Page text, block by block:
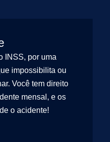
INSS, por uma
impossibilita ou
Você tem direito
mensal, e os
o acidente!